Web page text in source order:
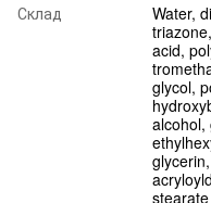
Склад
Water,
acid,
glycol,
alcohol,